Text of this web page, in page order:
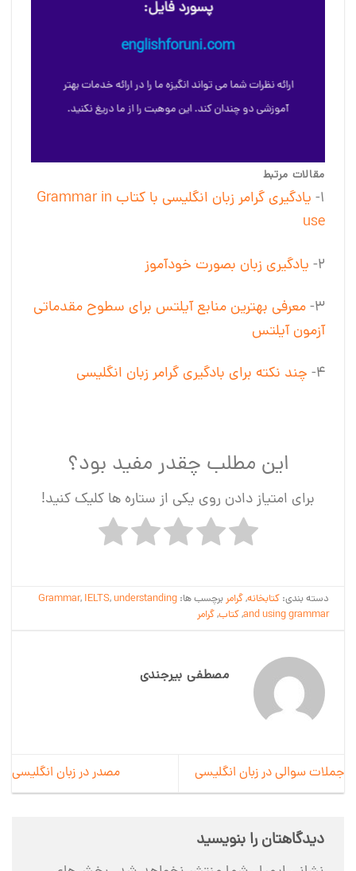
پسورد فایل:
englishforuni.com
ارائه نظرات شما می تواند انگیزه ما را در ارائه خدمات بهتر
آموزشی دو چندان کند. این موهبت را از ما دریغ نکنید.
مقالات مرتبط
۱-
یادگیری گرامر زبان انگلیسی با کتاب Grammar in
use
۲- یادگیری زبان بصورت خودآموز
۳- معرفی بهترین منابع آیلتس برای سطوح مقدماتی
آزمون آیلتس
۴- چند نکته برای بادگیری گرامر زبان انگلیسی
این مطلب چقدر مفید بود؟
برای امتیاز دادن روی یکی از ستاره ها کلیک کنید!
دسته بندی:کتابخانه,گرامربرچسب ها: Grammar, IELTS,understanding
and using grammar
,کتاب,گرامر
مصطفی بیرجندی
جملات سوالی در زبان انگلیسی مصدر در زبان انگلیسی
دیدگاهتان را بنویسید